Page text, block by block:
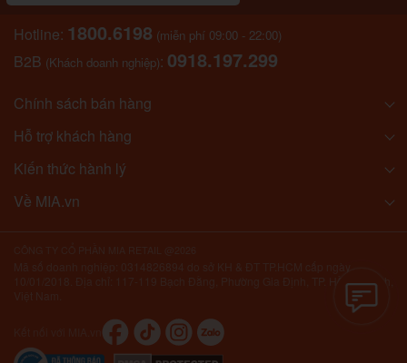
Hotline: 1800.6198 (miễn phí 09:00 - 22:00)
B2B (Khách doanh nghiệp): 0918.197.299
Chính sách bán hàng
Hỗ trợ khách hàng
Kiến thức hành lý
Về MIA.vn
10/01/2018. Địa chỉ: 117-119 Bạch Đằng, Phường Gia Định, TP. Hồ Chí Minh,